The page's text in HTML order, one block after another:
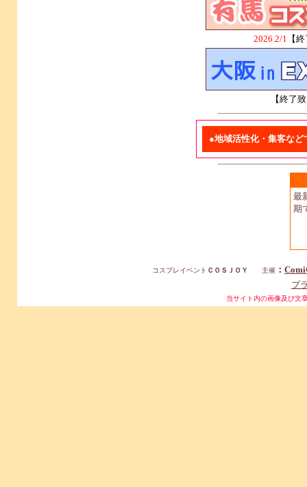
2026.2/1 【
【終了
●地域活性化・集客な
最
期
コスプレイベント ＣＯＳＪＯＹ 主催 ：
プ
当サイト内の画像及び文